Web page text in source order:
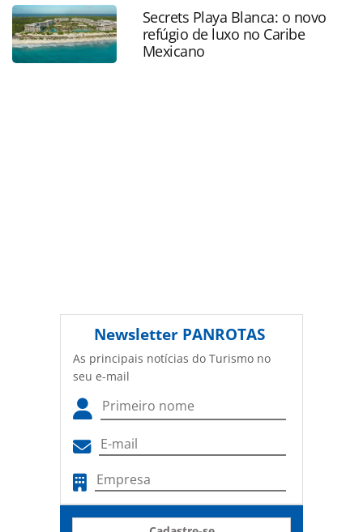
custos-da-aviacao-alerta-iata_229272.html ou as
ferramentas oferecidas na página. Todo o conteúdo
produzido pela PANROTAS Editora é protegido pela
legislação brasileira sobre direito autoral. Não reproduza o
Secrets Playa Blanca: o novo
refúgio de luxo no Caribe
Mexicano
Newsletter PANROTAS
As principais notícias do Turismo no
seu e-mail